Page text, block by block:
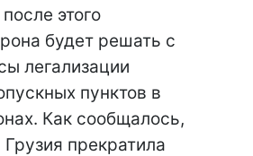
этого
будет решать с
легализации
пунктов в
Как сообщалось,
прекратила